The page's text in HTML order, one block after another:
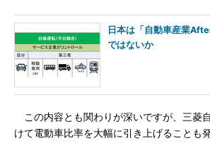
日本は「自動車産業
ではないか
この内容とも関わりが深いですが、三菱
けて電動車比率を大幅に引き上げることも